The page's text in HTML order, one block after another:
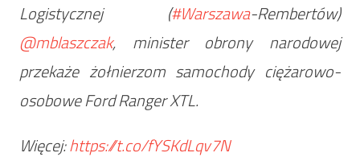
Logistycznej (#Warszawa-Rembertów)
@mblaszczak, minister obrony narodowej
przekaże żołnierzom samochody ciężarowo-
osobowe Ford Ranger XTL.
Więcej:https://t.co/fYSKdLqv7N